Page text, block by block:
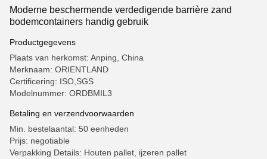
Moderne beschermende verdedigende barrière zand
bodemcontainers handig gebruik
Productgegevens
Plaats van herkomst: Anping, China
Merknaam: ORIENTLAND
Certificering: ISO,SGS
Modelnummer: ORDBMIL3
Betaling en verzendvoorwaarden
Min. bestelaantal: 50 eenheden
Prijs: negotiable
Verpakking Details: Houten pallet, ijzeren pallet